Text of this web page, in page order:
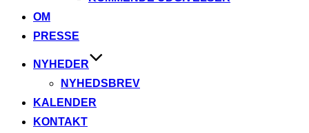
OM
PRESSE
NYHEDER
NYHEDSBREV
KALENDER
KONTAKT